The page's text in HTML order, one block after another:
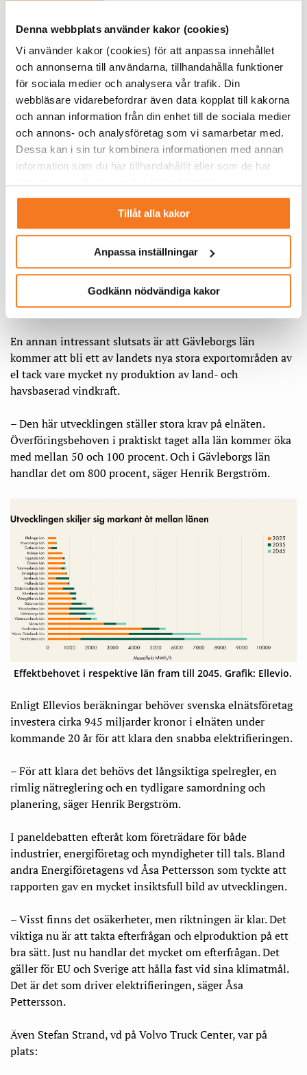
Denna webbplats använder kakor (cookies)
Vi använder kakor (cookies) för att anpassa innehållet
och annonserna till användarna, tillhandahålla funktioner
för sociala medier och analysera vår trafik. Din
webbläsare vidarebefordrar även data kopplat till kakorna
och annan information från din enhet till de sociala medier
och annons- och analysföretag som vi samarbetar med.
Dessa kan i sin tur kombinera informationen med annan
information som du har tillhandahållit eller som de har
Tillåt alla kakor
Anpassa inställningar
Godkänn nödvändiga kakor
Elanvändning per kommun och sektor 2035. Grafik:
Stora regionala skillnader
I rapporten granskar man även den regionala
utvecklingen, och här kommer det bli stora regionala
skillnader. Norrbotten kommer att gå från elöverskott
under nästan hela året till att 2035 ha ett underskott
större delen av året på grund av de nya stora
industrisatsningarna.
En annan intressant slutsats är att Gävleborgs län
kommer att bli ett av landets nya stora exportområden av
el tack vare mycket ny produktion av land- och
havsbaserad vindkraft.
– Den här utvecklingen ställer stora krav på elnäten.
Överföringsbehoven i praktiskt taget alla län kommer öka
med mellan 50 och 100 procent. Och i Gävleborgs län
handlar det om 800 procent, säger Henrik Bergström.
Effektbehovet i respektive län fram till 2045. Grafik: Ellevio.
Enligt Ellevios beräkningar behöver svenska elnätsföretag
investera cirka 945 miljarder kronor i elnäten under
kommande 20 år för att klara den snabba elektrifieringen.
– För att klara det behövs det långsiktiga spelregler, en
rimlig nätreglering och en tydligare samordning och
planering, säger Henrik Bergström.
I paneldebatten efteråt kom företrädare för både
industrier, energiföretag och myndigheter till tals. Bland
andra Energiföretagens vd Åsa Pettersson som tyckte att
rapporten gav en mycket insiktsfull bild av utvecklingen.
– Visst finns det osäkerheter, men riktningen är klar. Det
viktiga nu är att takta efterfrågan och elproduktion på ett
bra sätt. Just nu handlar det mycket om efterfrågan. Det
gäller för EU och Sverige att hålla fast vid sina klimatmål.
Det är det som driver elektrifieringen, säger Åsa
Pettersson.
Även Stefan Strand, vd på Volvo Truck Center, var på
plats: